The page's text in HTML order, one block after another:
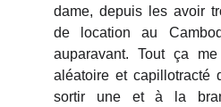
dame, depuis les avoir
de location au
auparavant. Tout ça
aléatoire et capillotracté
sortir une et à la